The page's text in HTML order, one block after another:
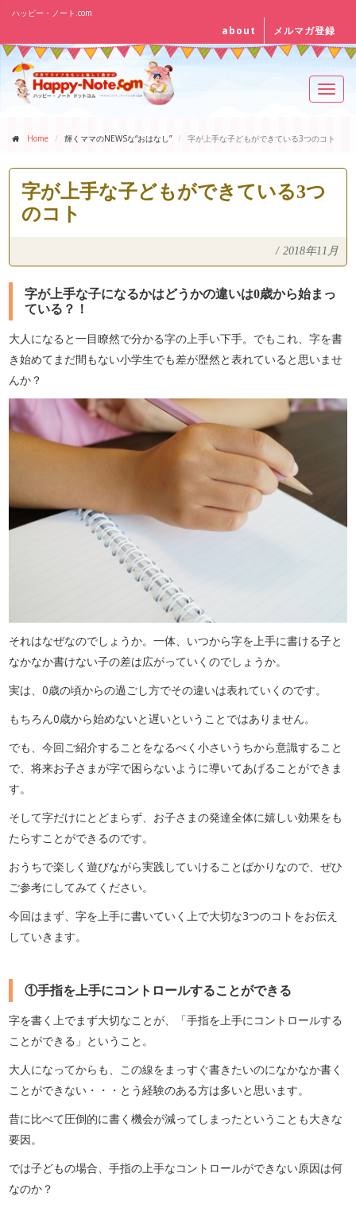
ハッピー・ノート.com
about メルマガ登録
Home 輝くママのNEWSな“おはなし” 字が上手な子どもができている3つのコト
字が上手な子どもができている3つ
のコト
/ 2018年11月
字が上手な子になるかはどうかの違いは0歳から始まっ
ている？！
大人になると一目瞭然で分かる字の上手い下手。でもこれ、字を書
き始めてまだ間もない小学生でも差が歴然と表れていると思いませ
んか？
それはなぜなのでしょうか。一体、いつから字を上手に書ける子と
なかなか書けない子の差は広がっていくのでしょうか。
実は、0歳の頃からの過ごし方でその違いは表れていくのです。
もちろん0歳から始めないと遅いということではありません。
でも、今回ご紹介することをなるべく小さいうちから意識すること
で、将来お子さまが字で困らないように導いてあげることができま
す。
そして字だけにとどまらず、お子さまの発達全体に嬉しい効果をも
たらすことができるのです。
おうちで楽しく遊びながら実践していけることばかりなので、ぜひ
ご参考にしてみてください。
今回はまず、字を上手に書いていく上で大切な3つのコトをお伝え
していきます。
①手指を上手にコントロールすることができる
字を書く上でまず大切なことが、「手指を上手にコントロールする
ことができる」ということ。
大人になってからも、この線をまっすぐ書きたいのになかなか書く
ことができない・・・とう経験のある方は多いと思います。
昔に比べて圧倒的に書く機会が減ってしまったということも大きな
要因。
では子どもの場合、手指の上手なコントロールができない原因は何
なのか？